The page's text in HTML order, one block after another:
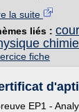
la suite
liés :
fiche
EP1 -